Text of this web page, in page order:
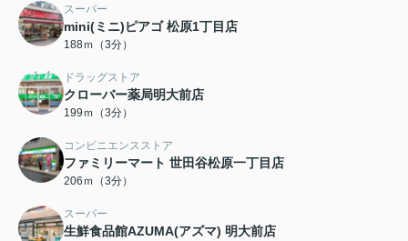
スーパー
mini(ミニ)ピアゴ 松原1丁目店
188ｍ（3分）
ドラッグストア
クローバー薬局明大前店
199ｍ（3分）
コンビニエンスストア
ファミリーマート 世田谷松原一丁目店
206ｍ（3分）
スーパー
生鮮食品館AZUMA(アズマ) 明大前店